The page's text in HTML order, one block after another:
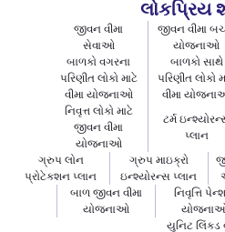
લોકપ્રિય
જીવન વીમા
સેવાઓ
જીવન વીમા
યોજનાઓ
બાળકો વગરના
પરિણીત લોકો માટે
વીમા યોજનાઓ
બાળકો સાથે
પરિણીત લોકો
વીમા
નિવૃત્ત લોકો માટે
જીવન વીમા
યોજનાઓ
ટર્મ
પ્લાન
ગ્રુપ લોન
પ્રોટેક્શન પ્લાન
ગ્રુપ માઇક્રો
ઇન્શ્યોરન્સ પ્લાન
બાળ જીવન વીમા
યોજનાઓ
નિવૃત્તિ
યુનિટ લિંક્ડ